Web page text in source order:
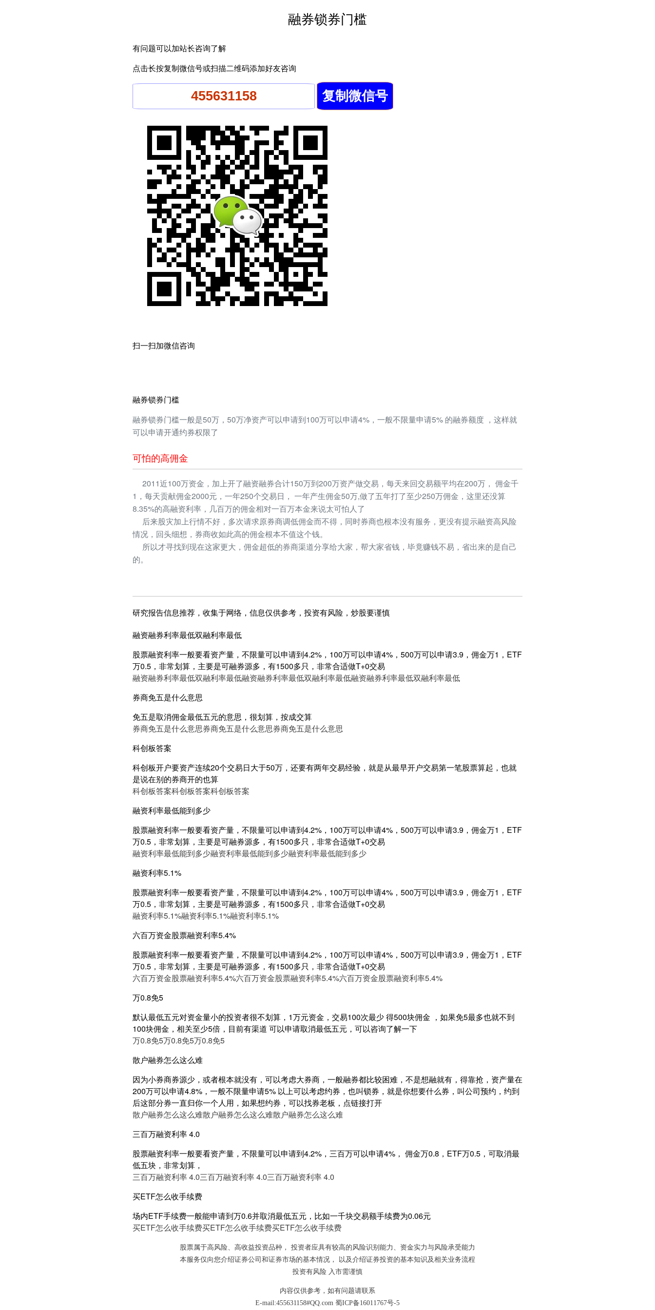
融券锁券门槛
有问题可以加站长咨询了解
点击长按复制微信号或扫描二维码添加好友咨询
扫一扫加微信咨询
融券锁券门槛
融券锁券门槛一般是50万，50万净资产可以申请到100万可以申请4%，一般不限量申请5% 的融券额度 ，这样就
可以申请开通约券权限了
可怕的高佣金
2011近100万资金，加上开了融资融券合计150万到200万资产做交易，每天来回交易额平均在200万， 佣金千
1，每天贡献佣金2000元，一年250个交易日， 一年产生佣金50万,做了五年打了至少250万佣金，这里还没算
8.35%的高融资利率，几百万的佣金相对一百万本金来说太可怕人了
后来股灾加上行情不好，多次请求原券商调低佣金而不得，同时券商也根本没有服务，更没有提示融资高风险
情况，回头细想，券商收如此高的佣金根本不值这个钱。
所以才寻找到现在这家更大，佣金超低的券商渠道分享给大家，帮大家省钱，毕竟赚钱不易，省出来的是自己
的。
研究报告信息推荐，收集于网络，信息仅供参考，投资有风险，炒股要谨慎
融资融券利率最低双融利率最低
股票融资利率一般要看资产量，不限量可以申请到4.2%，100万可以申请4%，500万可以申请3.9，佣金万1，ETF
万0.5，非常划算，主要是可融券源多，有1500多只，非常合适做T+0交易
融资融券利率最低双融利率最低融资融券利率最低双融利率最低融资融券利率最低双融利率最低
券商免五是什么意思
免五是取消佣金最低五元的意思，很划算，按成交算
券商免五是什么意思券商免五是什么意思券商免五是什么意思
科创板答案
科创板开户要资产连续20个交易日大于50万，还要有两年交易经验，就是从最早开户交易第一笔股票算起，也就
是说在别的券商开的也算
科创板答案科创板答案科创板答案
融资利率最低能到多少
股票融资利率一般要看资产量，不限量可以申请到4.2%，100万可以申请4%，500万可以申请3.9，佣金万1，ETF
万0.5，非常划算，主要是可融券源多，有1500多只，非常合适做T+0交易
融资利率最低能到多少融资利率最低能到多少融资利率最低能到多少
融资利率5.1%
股票融资利率一般要看资产量，不限量可以申请到4.2%，100万可以申请4%，500万可以申请3.9，佣金万1，ETF
万0.5，非常划算，主要是可融券源多，有1500多只，非常合适做T+0交易
融资利率5.1%融资利率5.1%融资利率5.1%
六百万资金股票融资利率5.4%
股票融资利率一般要看资产量，不限量可以申请到4.2%，100万可以申请4%，500万可以申请3.9，佣金万1，ETF
万0.5，非常划算，主要是可融券源多，有1500多只，非常合适做T+0交易
六百万资金股票融资利率5.4%六百万资金股票融资利率5.4%六百万资金股票融资利率5.4%
万0.8免5
默认最低五元对资金量小的投资者很不划算，1万元资金，交易100次最少 得500块佣金 ，如果免5最多也就不到
100块佣金，相关至少5倍，目前有渠道 可以申请取消最低五元，可以咨询了解一下
万0.8免5万0.8免5万0.8免5
散户融券怎么这么难
因为小券商券源少，或者根本就没有，可以考虑大券商，一般融券都比较困难，不是想融就有，得靠抢，资产量在
200万可以申请4.8%，一般不限量申请5% 以上可以考虑约券，也叫锁券，就是你想要什么券，叫公司预约，约到
后这部分券一直归你一个人用，如果想约券，可以找券老板，点链接打开
散户融券怎么这么难散户融券怎么这么难散户融券怎么这么难
三百万融资利率 4.0
股票融资利率一般要看资产量，不限量可以申请到4.2%，三百万可以申请4%， 佣金万0.8，ETF万0.5，可取消最
低五块，非常划算，
三百万融资利率 4.0三百万融资利率 4.0三百万融资利率 4.0
买ETF怎么收手续费
场内ETF手续费一般能申请到万0.6并取消最低五元，比如一千块交易额手续费为0.06元
买ETF怎么收手续费买ETF怎么收手续费买ETF怎么收手续费
股票属于高风险、高收益投资品种， 投资者应具有较高的风险识别能力、资金实力与风险承受能力
本服务仅向您介绍证券公司和证券市场的基本情况， 以及介绍证券投资的基本知识及相关业务流程
投资有风险 入市需谨慎
内容仅供参考，如有问题请联系
E-mail:455631158#QQ.com 蜀ICP备16011767号-5